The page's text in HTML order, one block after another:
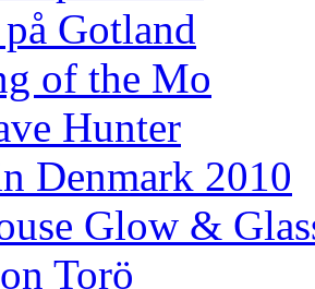
Gotland
of the Mo
Hunter
Denmark 2010
Glow &
Torö